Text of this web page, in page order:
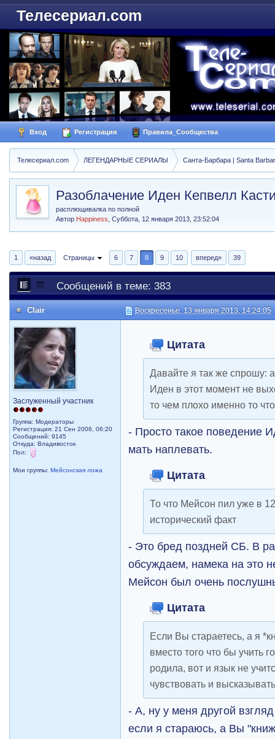
Телесериал.com
Вход Регистрация Правила_Сообщества
Телесериал.com ЛЕГЕНДАРНЫЕ СЕРИАЛЫ Санта-Барбара | Santa
Разоблачение Иден Кепвелл
расплющивалка по полной
Автор Happiness ,Суббота, 12 января 2013, 23:52:04
1 «назад Страницы 6 7 8 9 10 вперед» 39
Сообщений в теме: 383
Clair Воскресенье, 13 января 2013, 14:24:05
Заслуженный участник
Группа: Модераторы
Регистрация: 21 Сен 2006, 06:20
Сообщений: 9145
Откуда: Владивосток
Пол:
Мои группы:Мейсонская ложа
Цитата
Давайте я так же спрошу:
Иден в этот момент не
то чем плохо именно то
- Просто такое поведение
мать наплевать.
Цитата
То что Мейсон пил уже в
исторический факт
- Это бред поздней СБ. В
обсуждаем, намека на это
Мейсон был очень
Цитата
Если Вы стараетесь, а я
вместо того что бы учить
родила, вот и язык не
чувствовать и
- А, ну у меня другой
если я стараюсь, а Вы